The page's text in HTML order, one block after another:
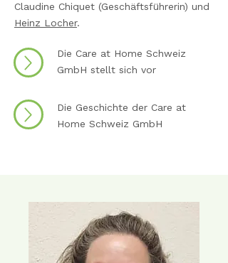
Claudine Chiquet (Geschäftsführerin) und
Heinz Locher.
Die Care at Home Schweiz
GmbH stellt sich vor
Die Geschichte der Care at
Home Schweiz GmbH